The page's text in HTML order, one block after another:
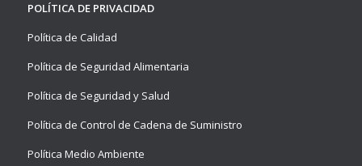
POLÍTICA DE PRIVACIDAD
Política de Calidad
Política de Seguridad Alimentaria
Política de Seguridad y Salud
Política de Control de Cadena de Suministro
Política Medio Ambiente